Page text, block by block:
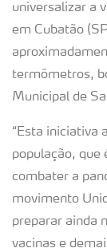
universalizar a
em Cubatão
termômetros,
Municipal de
“Esta iniciativa
população, que
combater a
movimento
preparar ainda
vacinas e